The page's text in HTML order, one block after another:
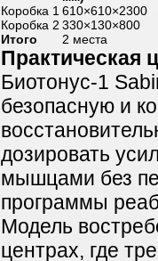
Коробка 1 610×610×2300
Коробка 2 330×130×800
Итого
2 места
Практическая
Биотонус-1
безопасную и
дозировать
мышцами без
программы
Модель
центрах, где